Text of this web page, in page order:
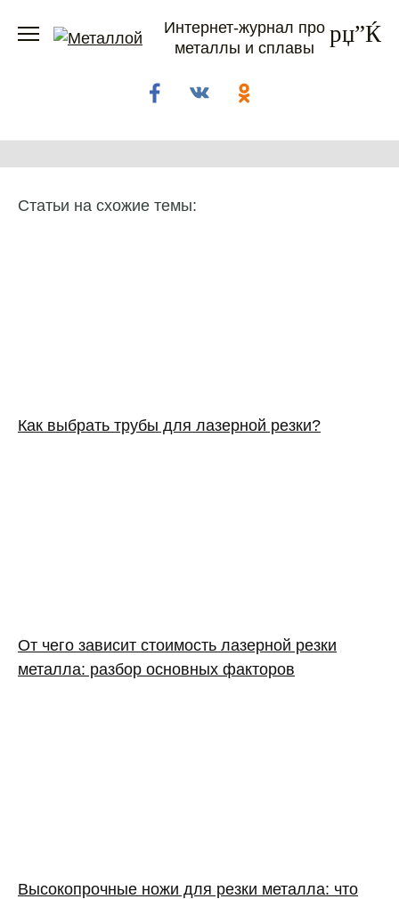
Интернет-журнал про
металлы и сплавы
Статьи на схожие темы:
Как выбрать трубы для лазерной резки?
От чего зависит стоимость лазерной резки
металла: разбор основных факторов
Высокопрочные ножи для резки металла: что